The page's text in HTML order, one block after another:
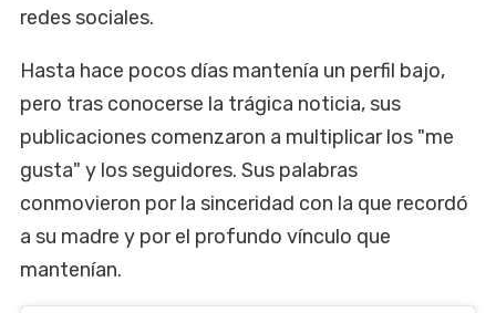
redes sociales.
Hasta hace pocos días mantenía un perfil bajo,
pero tras conocerse la trágica noticia, sus
publicaciones comenzaron a multiplicar los "me
gusta" y los seguidores. Sus palabras
conmovieron por la sinceridad con la que recordó
a su madre y por el profundo vínculo que
mantenían.